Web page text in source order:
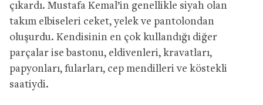
çıkardı. Mustafa Kemal’in genellikle siyah olan
takım elbiseleri ceket, yelek ve pantolondan
oluşurdu. Kendisinin en çok kullandığı diğer
parçalar ise bastonu, eldivenleri, kravatları,
papyonları, fularları, cep mendilleri ve köstekli
saatiydi.